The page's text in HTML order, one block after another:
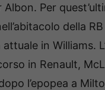
Albon. Per
della
attuale in Williams.
in Renault,
l’epopea a